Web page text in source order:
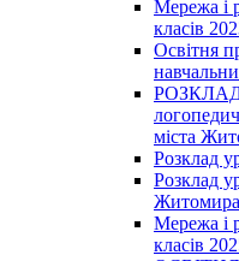
Мережа і
класів
Освітня
РОЗКЛАД
міста
Розклад
Розклад
Житомира
Мережа і
класів